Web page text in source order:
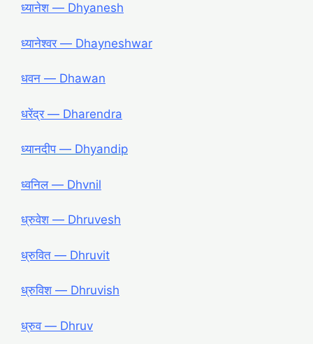
ध्यानेश — Dhyanesh
ध्यानेश्वर — Dhayneshwar
धवन — Dhawan
धरेंद्र — Dharendra
ध्यानदीप ― Dhyandip
ध्वनिल ― Dhvnil
ध्रुवेश ― Dhruvesh
ध्रुवित ― Dhruvit
ध्रुविश ― Dhruvish
ध्रुव ― Dhruv